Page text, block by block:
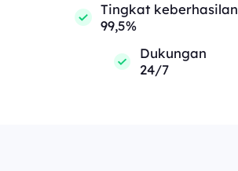
Tingkat keberhasilan
99,5%
Dukungan
24/7